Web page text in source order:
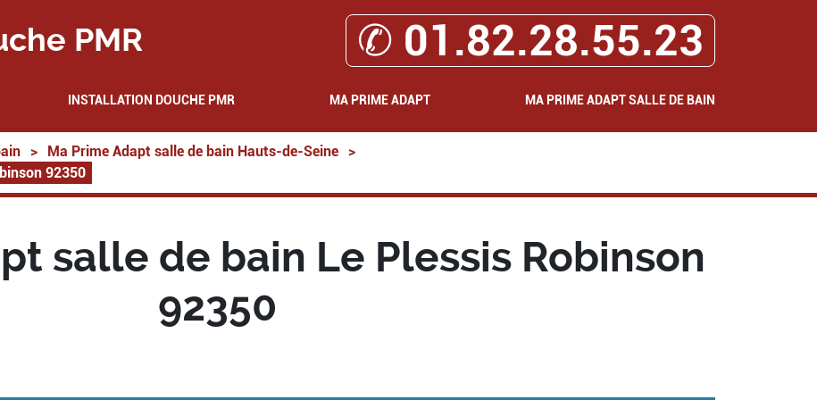
PMR ✆ 01.82.28.55.23
INSTALLATION DOUCHE PMR MA PRIME ADAPT MA PRIME ADAPT SALLE DE BAIN
> Ma Prime Adapt salle de bain Hauts-de-Seine
>
92350
salle de bain Le Plessis Robinson
92350